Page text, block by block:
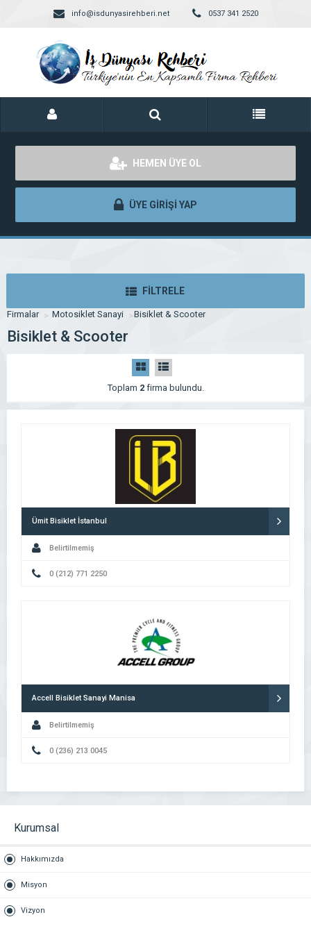
info@isdunyasirehberi.net 0537 341 2520
HEMEN ÜYE OL
ÜYE GİRİŞİ YAP
FİLTRELE
Firmalar Motosiklet Sanayi Bisiklet & Scooter
Bisiklet & Scooter
Toplam 2firma bulundu.
Ümit Bisiklet İstanbul
Belirtilmemiş
0 (212) 771 2250
Accell Bisiklet Sanayi Manisa
Belirtilmemiş
0 (236) 213 0045
Kurumsal
Hakkımızda
Misyon
Vizyon